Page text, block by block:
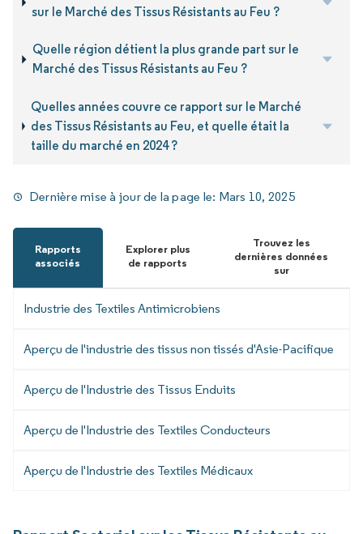
sur le Marché des Tissus Résistants au Feu ?
Quelle région détient la plus grande part sur le
Marché des Tissus Résistants au Feu ?
Quelles années couvre ce rapport sur le Marché
des Tissus Résistants au Feu, et quelle était la
taille du marché en 2024 ?
Dernière mise à jour de la page le: Mars 10, 2025
Rapports
associés
Explorer plus
de rapports
Trouvez les
dernières données
sur
Industrie des Textiles Antimicrobiens
Aperçu de l'industrie des tissus non tissés d'Asie-Pacifique
Aperçu de l'Industrie des Tissus Enduits
Aperçu de l'Industrie des Textiles Conducteurs
Aperçu de l'Industrie des Textiles Médicaux